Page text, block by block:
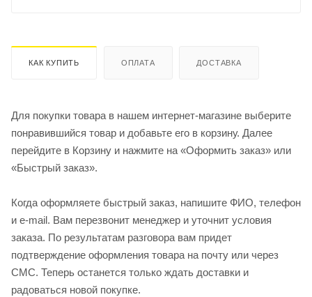
КАК КУПИТЬ ОПЛАТА ДОСТАВКА
Для покупки товара в нашем интернет-магазине выберите
понравившийся товар и добавьте его в корзину. Далее
перейдите в Корзину и нажмите на «Оформить заказ» или
«Быстрый заказ».
Когда оформляете быстрый заказ, напишите ФИО, телефон
и e-mail. Вам перезвонит менеджер и уточнит условия
заказа. По результатам разговора вам придет
подтверждение оформления товара на почту или через
СМС. Теперь останется только ждать доставки и
радоваться новой покупке.